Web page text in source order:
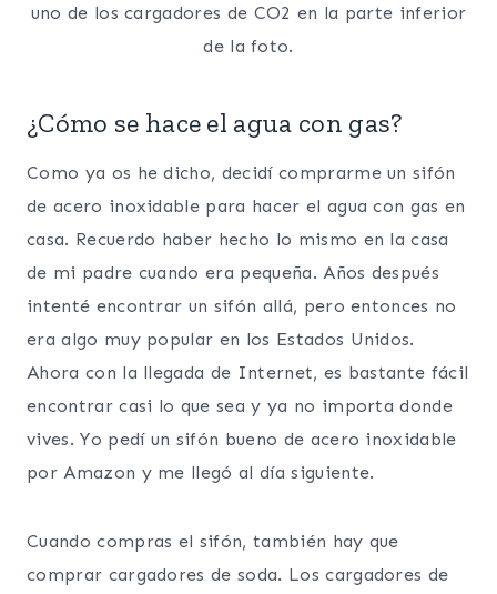
uno de los cargadores de CO2 en la parte inferior
de la foto.
¿Cómo se hace el agua con gas?
Como ya os he dicho, decidí comprarme un sifón
de acero inoxidable para hacer el agua con gas en
casa. Recuerdo haber hecho lo mismo en la casa
de mi padre cuando era pequeña. Años después
intenté encontrar un sifón allá, pero entonces no
era algo muy popular en los Estados Unidos.
Ahora con la llegada de Internet, es bastante fácil
encontrar casi lo que sea y ya no importa donde
vives. Yo pedí un sifón bueno de acero inoxidable
por Amazon y me llegó al día siguiente.
Cuando compras el sifón, también hay que
comprar cargadores de soda. Los cargadores de